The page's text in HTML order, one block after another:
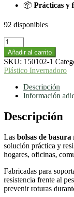
📦 Prácticas y
92 disponibles
Bolsas
de
Basura
Negras
60
|
Galga
para
Cubos
de
80
Litros
cantidad
Añadir al carrito
SKU: 150102-1
Plástico Invernadoro
Descripción
Información
Descripción
Las bolsas de basura
solución práctica y
hogares, oficinas,
Fabricadas para
resistencia frente al
prevenir roturas